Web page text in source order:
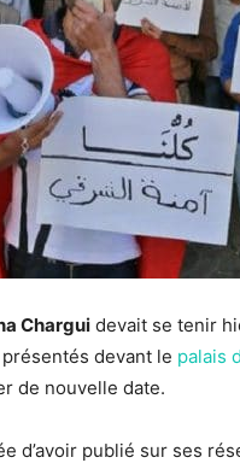
Chargui devait se tenir
devant le palais
de nouvelle date.
d’avoir publié sur ses